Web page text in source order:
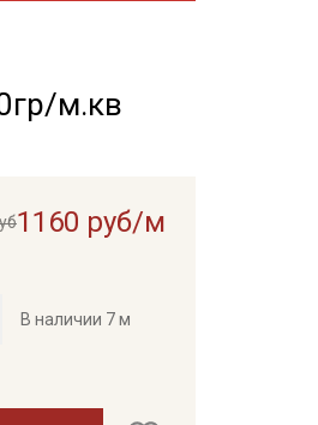
м.кв
1160 руб/м
В наличии 7 м